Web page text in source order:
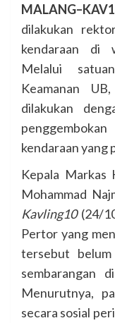
dilakukan
kendaraan di
Melalui
Keamanan
dilakukan
kendaraan yang
Kepala Markas
Mohammad
Kavling10 (24/
Pertor yang
tersebut
sembarangan
Menurutnya,
secara sosial